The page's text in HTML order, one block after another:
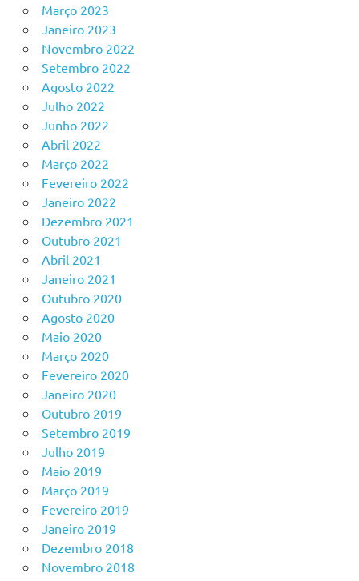
Março 2023
Janeiro 2023
Novembro 2022
Setembro 2022
Agosto 2022
Julho 2022
Junho 2022
Abril 2022
Março 2022
Fevereiro 2022
Janeiro 2022
Dezembro 2021
Outubro 2021
Abril 2021
Janeiro 2021
Outubro 2020
Agosto 2020
Maio 2020
Março 2020
Fevereiro 2020
Janeiro 2020
Outubro 2019
Setembro 2019
Julho 2019
Maio 2019
Março 2019
Fevereiro 2019
Janeiro 2019
Dezembro 2018
Novembro 2018